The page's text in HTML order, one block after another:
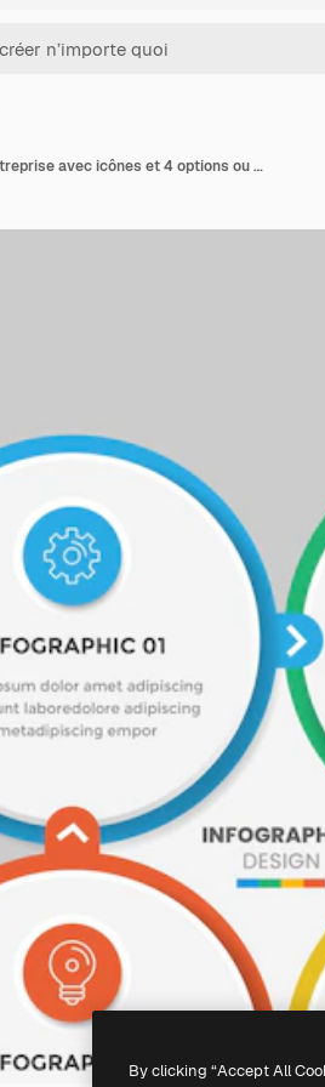
Modèle de conception infographique d'entreprise avec icônes et 4 options ou étapes pour la présentation du flux de travail
By clicking “Accept All